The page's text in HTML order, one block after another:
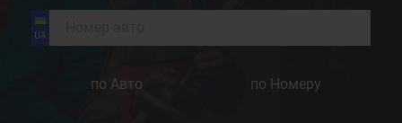
по Авто по Номеру